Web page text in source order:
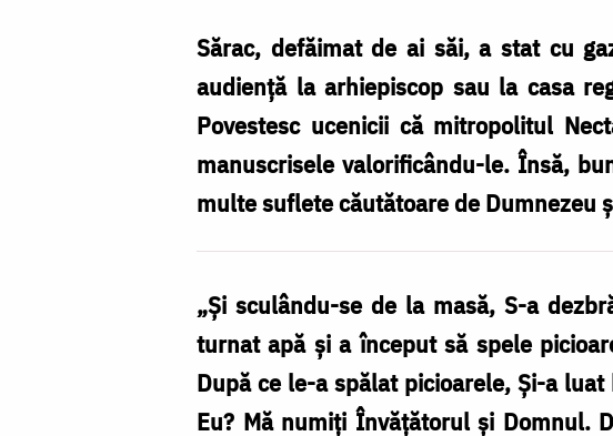
Sărac, defăimat de ai săi, a stat cu
audiență la arhiepiscop sau la casa
Povestesc ucenicii că mitropolitul
manuscrisele valorificându-le. Însă,
multe suflete căutătoare de Dumnezeu
„Și sculându-se de la masă, S-a
turnat apă și a început să spele
După ce le-a spălat picioarele, Și-a
Eu? Mă numiți Învățătorul și Domnul.